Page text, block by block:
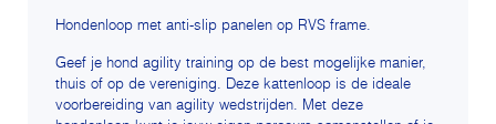
Hondenloop met anti-slip panelen op RVS frame.
Geef je hond agility training op de best mogelijke manier,
thuis of op de vereniging. Deze kattenloop is de ideale
voorbereiding van agility wedstrijden. Met deze